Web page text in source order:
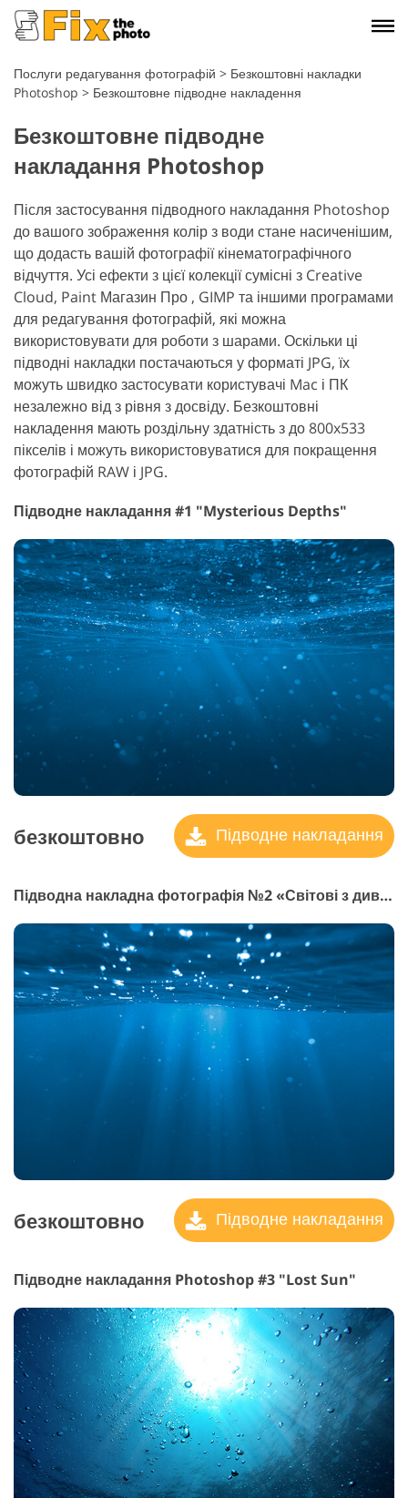
Послуги редагування фотографій > Безкоштовні накладки
Photoshop > Безкоштовне підводне накладення
Безкоштовне підводне
накладання Photoshop
Після застосування підводного накладання Photoshop
до вашого зображення колір з води стане насиченішим,
що додасть вашій фотографії кінематографічного
відчуття. Усі ефекти з цієї колекції сумісні з Creative
Cloud, Paint Магазин Про , GIMP та іншими програмами
для редагування фотографій, які можна
використовувати для роботи з шарами. Оскільки ці
підводні накладки постачаються у форматі JPG, їх
можуть швидко застосувати користувачі Mac і ПК
незалежно від з рівня з досвіду. Безкоштовні
накладення мають роздільну здатність з до 800x533
пікселів і можуть використовуватися для покращення
фотографій RAW і JPG.
Підводне накладання #1 "Mysterious Depths"
безкоштовно Підводне накладання
Підводна накладна фотографія №2 «Світові з дива»
безкоштовно Підводне накладання
Підводне накладання Photoshop #3 "Lost Sun"